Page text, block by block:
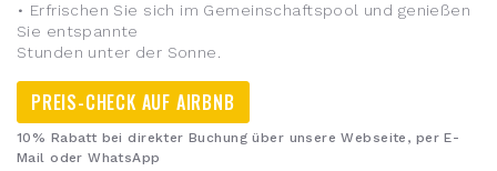
• Erfrischen Sie sich im Gemeinschaftspool und genießen
Sie entspannte
Stunden unter der Sonne.
PREIS-CHECK AUF AIRBNB
10% Rabatt bei direkter Buchung über unsere Webseite, per E-
Mail oder WhatsApp